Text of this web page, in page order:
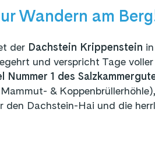
Wandern am
der Dachstein Krippenstein
und verspricht Tage
Nummer 1 des
Mammut- & Koppenbrüllerhöhle),
den Dachstein-Hai und die